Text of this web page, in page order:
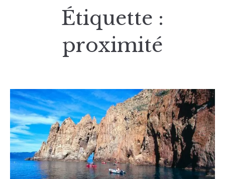
Étiquette :
proximité